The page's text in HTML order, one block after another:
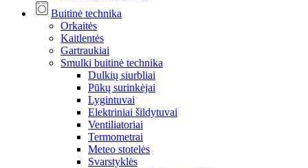
Buitinė technika
Orkaitės
Kaitlentės
Gartraukiai
Smulki buitinė technika
Dulkių siurbliai
Pūkų surinkėjai
Lygintuvai
Elektriniai šildytuvai
Ventiliatoriai
Termometrai
Meteo stotelės
Svarstyklės